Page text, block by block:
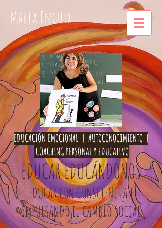
Marta Enguix
EDUCACIÓN EMOCIONAL | AUTOCONOCIMIENTO |
COACHING PERSONAL Y EDUCATIVO
EDUCAR EDUCÁNDONOS
EDUCAR CON CONSCIENCIA E
IMPULSANDO EL CAMBIO SOCIAL